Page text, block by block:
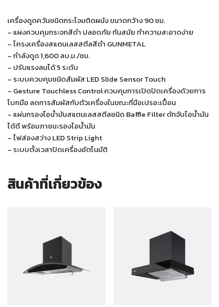
เครื่องดูดควันชนิดกระโจมติดผนัง ขนาดกว้าง 90 ซม.
– แผงควบคุมกระจกสีดำ ปลอดภัย ทันสมัย ทำความสะอาดง่าย
– โครงเครื่องสแตนเลสสตีลสีดำ GUNMETAL
– กำลังดูด 1,600 ลบ.ม./ชม.
– ปรับแรงลมได้ 5 ระดับ
– ระบบควบคุมชนิดสัมผัส LED Slide Sensor Touch
– Gesture Touchless Control ควบคุมการเปิดปิดเครื่องด้วยการ
โบกมือ ลดการสัมผัสกับตัวเครื่องในขณะที่มือเปรอะเปื้อน
– แผ่นกรองไอน้ำมันสแตนเลสสตีลชนิด Baffle Filter ดักจับไอน้ำมัน
ได้ดี พร้อมภาชนะรองไอน้ำมัน
– ไฟส่องสว่าง LED Strip Light
– ระบบตั้งเวลาปิดเครื่องอัตโนมัติ
สินค้าที่เกี่ยวข้อง